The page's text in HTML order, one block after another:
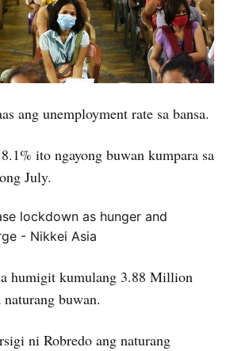
ang unemployment rate sa bansa.
ito ngayong buwan kumpara sa
July.
humigit kumulang 3.88 Million
buwan.
ni Robredo ang naturang